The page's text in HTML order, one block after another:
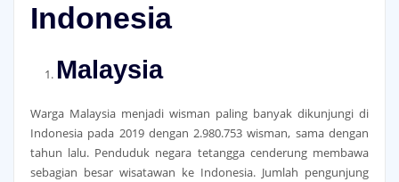
Indonesia
Malaysia
Warga Malaysia menjadi wisman paling banyak dikunjungi di
Indonesia pada 2019 dengan 2.980.753 wisman, sama dengan
tahun lalu. Penduduk negara tetangga cenderung membawa
sebagian besar wisatawan ke Indonesia. Jumlah pengunjung